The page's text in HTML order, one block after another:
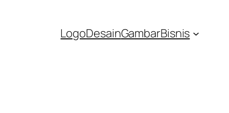
LogoDesainGambarBisnis